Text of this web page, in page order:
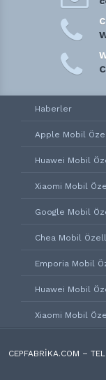
Haberler
Apple Mobil
Huawei Mobil
Xiaomi Mobil
Google Mobil
Chea Mobil
Emporia Mobil
Huawei Mobil
Xiaomi Mobil
CEPFABRIKA.COM –